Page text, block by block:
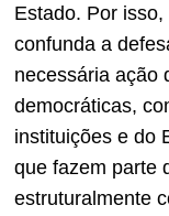
Estado. Por
confunda a
necessária ação
democráticas,
instituições e do
que fazem parte
estruturalmente